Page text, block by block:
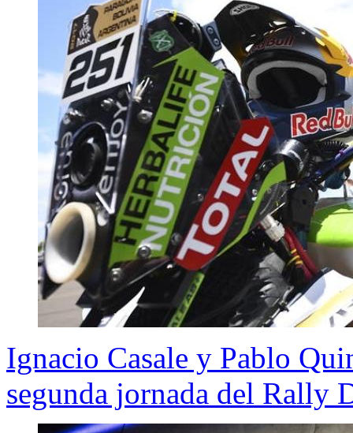
Ignacio Casale y Pablo
segunda jornada del Rally